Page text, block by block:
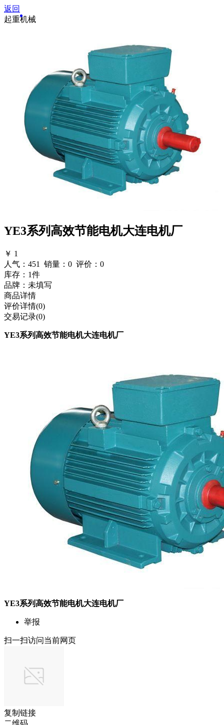
返回
起重机械
YE3系列高效节能电机大连电机厂
￥ 1
人气： 451
销量：0 评价：0
库存：1件
品牌：未填写
商品详情
评价详情(0)
交易记录(0)
YE3系列高效节能电机大连电机厂
YE3系列高效节能电机大连电机厂
举报
扫一扫访问当前网页
复制链接
二维码